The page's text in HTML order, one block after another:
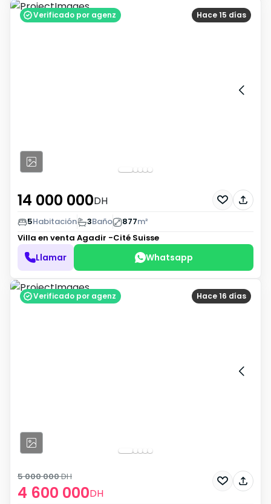
Hace 15 días
Verificado por agenz
14 000 000DH
5Habitación 3Baño 877m²
Villa en venta Agadir -Cité Suisse
Llamar Whatsapp
Hace 16 días
Verificado por agenz
4 600 000DH
5 000 000DH